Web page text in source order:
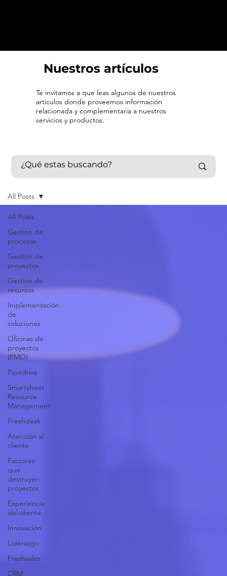
Nuestros artículos
Te invitamos a que leas algunos de nuestros
artículos donde proveemos información
relacionada y complementaria a nuestros
servicios y productos.
All Posts
Gestión de
procesos
Gestión de
proyectos
Gestión de
recursos
Implementación
de
soluciones
Oficinas de
proyectos
(PMO)
Pipedrive
Smartsheet
Resource
Management
Freshdesk
Atención al
cliente
Factores
que
destruyen
proyectos
Experiencia
del cliente
Innovación
Liderazgo
Freshsales
CRM
All Posts